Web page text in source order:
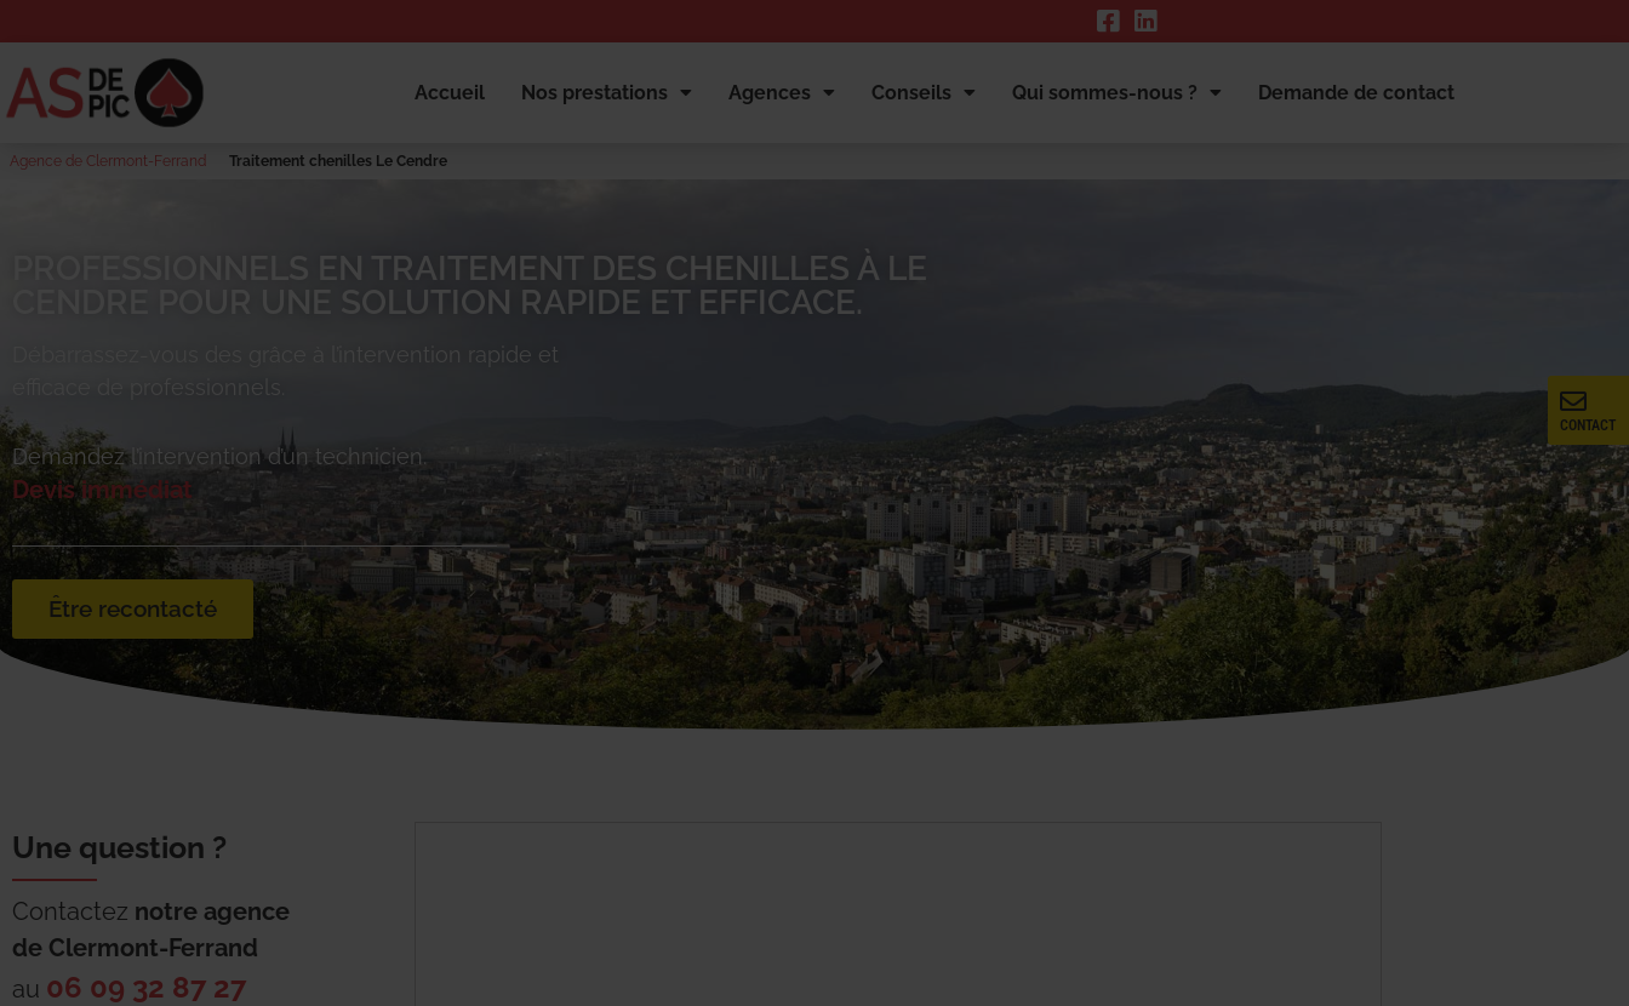
Accueil Nos prestations Agences Conseils Qui sommes-nous ? Demande de contact
Agence de Clermont-Ferrand Traitement chenilles Le Cendre
CONTACT
PROFESSIONNELS EN TRAITEMENT DES CHENILLES À LE
CENDRE POUR UNE SOLUTION RAPIDE ET EFFICACE.
grâce à l’intervention rapide et
efficace de professionnels.
Demandez l’intervention d’un technicien.
Devis immédiat
Être recontacté
Une question ?
Contactez notre agence
de Clermont-Ferrand
au 06 09 32 87 27